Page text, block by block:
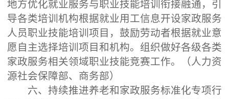
地方优化就业服务与职业技能培训衔接融通，引
导各类培训机构根据就业用工信息开设家政服务
人员职业技能培训项目，鼓励劳动者根据就业意
愿自主选择培训项目和机构。组织做好各级各类
家政服务相关领域职业技能竞赛工作。（人力资
源社会保障部、商务部）
六、持续推进养老和家政服务标准化专项行